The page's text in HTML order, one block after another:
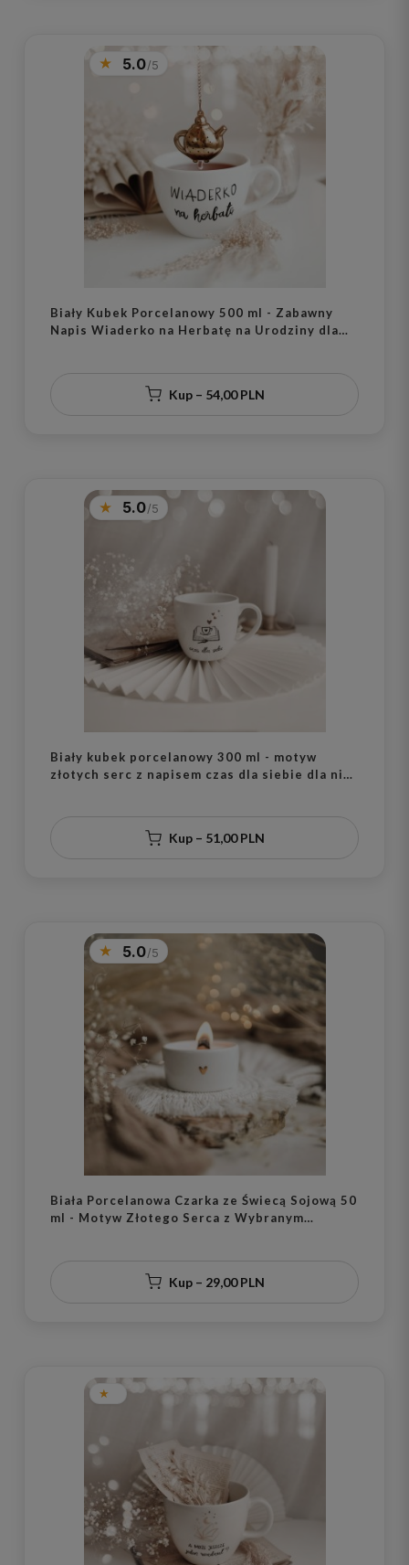
5.0
Biały Kubek Porcelanowy 500 ml - Zabawny
Napis Wiaderko na Herbatę na Urodziny dla
Kup – 54,00 PLN
5.0
Biały kubek porcelanowy 300 ml - motyw
złotych serc z napisem czas dla siebie dla niej
Kup – 51,00 PLN
5.0
Biała Porcelanowa Czarka ze Świecą Sojową 50
ml - Motyw Złotego Serca z Wybranym
Kup – 29,00 PLN